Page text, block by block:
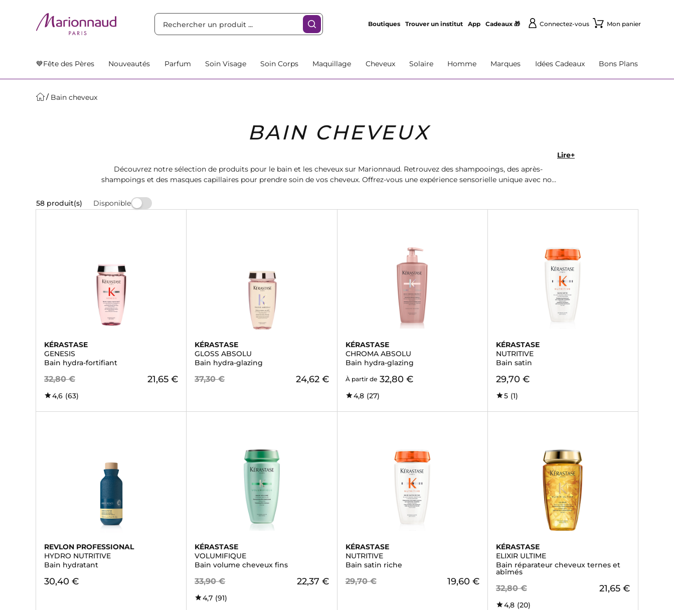
Boutiques Trouver un institut App Cadeaux 🎁 Connectez-vous Mon panier
💙Fête des Pères Nouveautés Parfum Soin Visage Soin Corps Maquillage Cheveux Solaire Homme Marques Idées Cadeaux Bons Plans
Bain cheveux
BAIN CHEVEUX
Découvrez notre sélection de produits pour le bain et les cheveux sur Marionnaud. Retrouvez des shampooings, des après-
shampoings et des masques capillaires pour prendre soin de vos cheveux. Offrez-vous une expérience sensorielle unique avec nos
Lire+
58 produit(s) Disponible
KÉRASTASE
GENESIS
Bain hydra-fortifiant
32,80 € 21,65 €
4,6 (63)
KÉRASTASE
GLOSS ABSOLU
Bain hydra-glazing
37,30 € 24,62 €
KÉRASTASE
CHROMA ABSOLU
Bain hydra-glazing
À partir de 32,80 €
4,8 (27)
KÉRASTASE
NUTRITIVE
Bain satin
29,70 €
5 (1)
REVLON PROFESSIONAL
HYDRO NUTRITIVE
Bain hydratant
30,40 €
KÉRASTASE
VOLUMIFIQUE
Bain volume cheveux fins
33,90 € 22,37 €
4,7 (91)
KÉRASTASE
NUTRITIVE
Bain satin riche
29,70 € 19,60 €
KÉRASTASE
ELIXIR ULTIME
Bain réparateur cheveux ternes et
abîmés
32,80 € 21,65 €
4,8 (20)